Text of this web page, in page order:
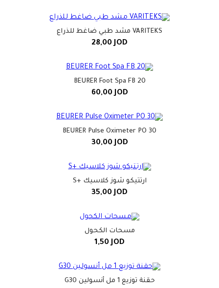
VARITEKS مشد طبي ضاغط للذراع
28,00JOD
BEURER Foot Spa FB 20
60,00JOD
BEURER Pulse Oximeter PO 30
30,00JOD
ارتتيكو شوز كلاسيك +S
35,00JOD
مسحات الكحول
1,50JOD
حقنة توزيع 1 مل أنسولين G30